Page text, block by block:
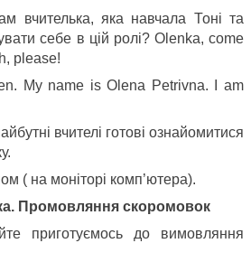
вчителька, яка навчала Тоні та
себе в цій ролі? Olenka, come
please!
My name is Olena Petrivna. I am
вчителі готові ознайомитися
( на моніторі комп’ютера).
Промовляння скоромовок
приготуємось до вимовляння